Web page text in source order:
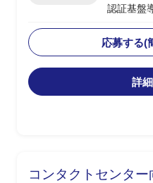
認証基盤
・BtoEお
基盤の設
・エンド
む認証/認
応募する(
詳
コンタクトセンタ